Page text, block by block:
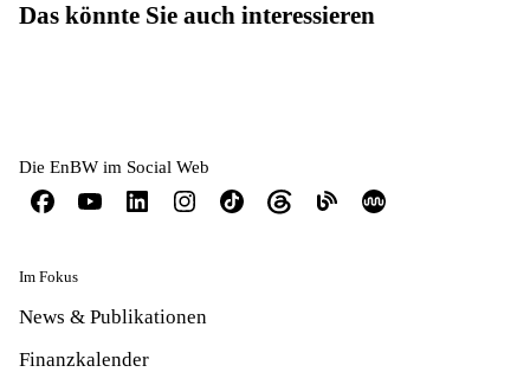
Das könnte Sie auch interessieren
Die EnBW im Social Web
Im Fokus
News & Publikationen
Finanzkalender